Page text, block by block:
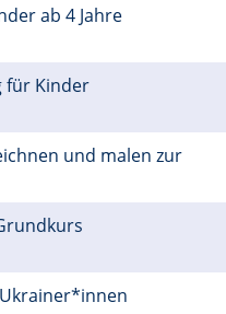
ab 4 Jahre
für Kinder
und malen zur